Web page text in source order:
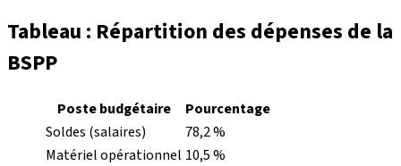
Tableau : Répartition des dépenses de la
BSPP
Poste budgétaire
Pourcentage
Soldes (salaires)
78,2 %
Matériel opérationnel 10,5 %